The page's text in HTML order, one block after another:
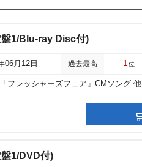
1/Blu-ray Disc付)
06月12日 過去最高 1 位
フレッシャーズフェア」CMソング 他
1/DVD付)